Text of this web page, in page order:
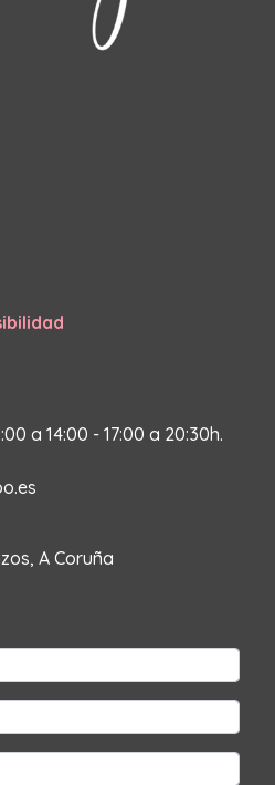
a 14:00 - 17:00 a 20:30h.
A Coruña